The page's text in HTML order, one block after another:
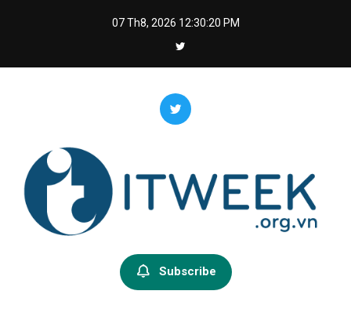
07 Th8, 2026 12:30:21 PM
Itweek – Công nghệ trong tầm
tay
Subscribe